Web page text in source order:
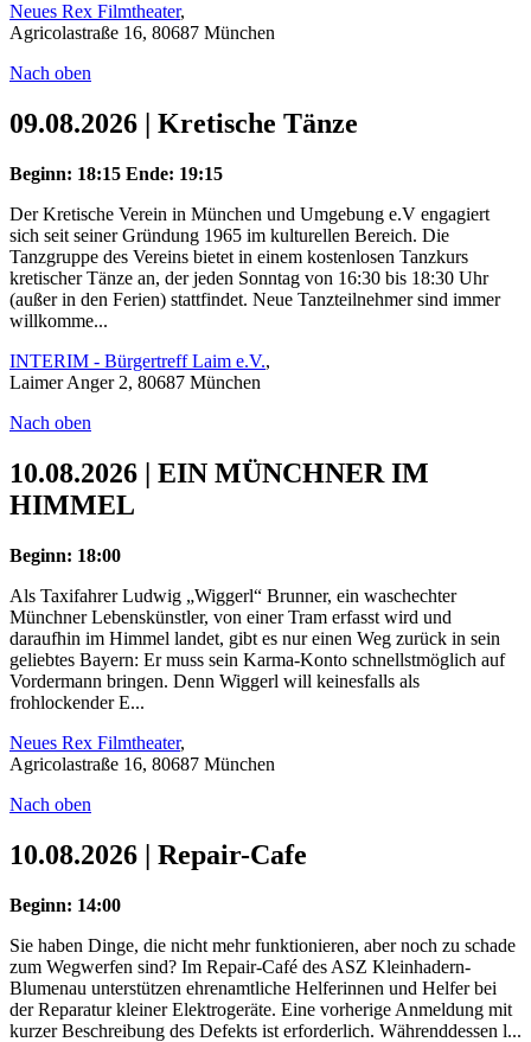
Neues Rex Filmtheater,
Agricolastraße 16, 80687 München
Nach oben
09.08.2026 | Kretische Tänze
Beginn: 18:15 Ende: 19:15
Der Kretische Verein in München und Umgebung e.V engagiert
sich seit seiner Gründung 1965 im kulturellen Bereich. Die
Tanzgruppe des Vereins bietet in einem kostenlosen Tanzkurs
kretischer Tänze an, der jeden Sonntag von 16:30 bis 18:30 Uhr
(außer in den Ferien) stattfindet. Neue Tanzteilnehmer sind immer
willkomme...
INTERIM - Bürgertreff Laim e.V.,
Laimer Anger 2, 80687 München
Nach oben
10.08.2026 | EIN MÜNCHNER IM
HIMMEL
Beginn: 18:00
Als Taxifahrer Ludwig „Wiggerl“ Brunner, ein waschechter
Münchner Lebenskünstler, von einer Tram erfasst wird und
daraufhin im Himmel landet, gibt es nur einen Weg zurück in sein
geliebtes Bayern: Er muss sein Karma-Konto schnellstmöglich auf
Vordermann bringen. Denn Wiggerl will keinesfalls als
frohlockender E...
Neues Rex Filmtheater,
Agricolastraße 16, 80687 München
Nach oben
10.08.2026 | Repair-Cafe
Beginn: 14:00
Sie haben Dinge, die nicht mehr funktionieren, aber noch zu schade
zum Wegwerfen sind? Im Repair-Café des ASZ Kleinhadern-
Blumenau unterstützen ehrenamtliche Helferinnen und Helfer bei
der Reparatur kleiner Elektrogeräte. Eine vorherige Anmeldung mit
kurzer Beschreibung des Defekts ist erforderlich. Währenddessen l...